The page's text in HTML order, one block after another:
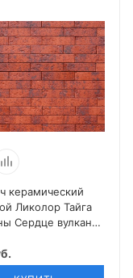
керамический
Ликолор Тайга
Сердце вулкана